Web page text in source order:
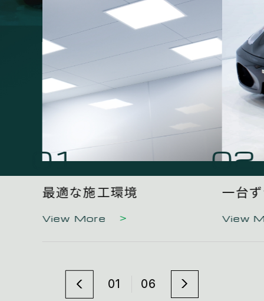
01 06
01
最適な施工環境
View More
02
一台
View